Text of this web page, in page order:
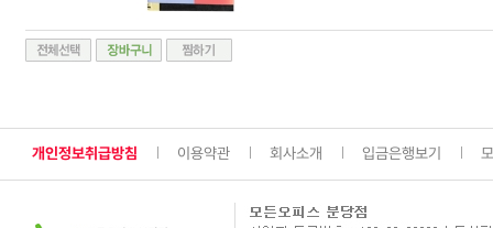
개인정보취급방침 이용약관 회사소개 입금은행보기